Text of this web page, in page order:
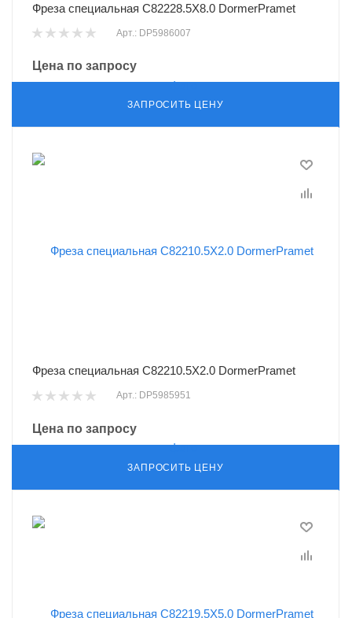
Фреза специальная C82228.5X8.0 DormerPramet
Арт.: DP5986007
Цена по запросу
ЗАПРОСИТЬ ЦЕНУ
Фреза специальная C82210.5X2.0 DormerPramet
Арт.: DP5985951
Цена по запросу
ЗАПРОСИТЬ ЦЕНУ